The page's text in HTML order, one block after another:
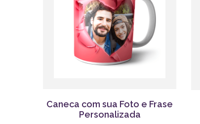
Caneca com sua Foto e Frase
Personalizada